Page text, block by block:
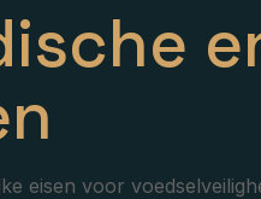
eisen voor